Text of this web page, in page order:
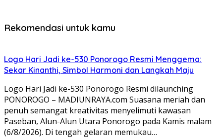
Rekomendasi untuk kamu
Logo Hari Jadi ke-530 Ponorogo Resmi Menggema:
Sekar Kinanthi, Simbol Harmoni dan Langkah Maju
Logo Hari Jadi ke-530 Ponorogo Resmi dilaunching
PONOROGO – MADIUNRAYA.com Suasana meriah dan
penuh semangat kreativitas menyelimuti kawasan
Paseban, Alun-Alun Utara Ponorogo pada Kamis malam
(6/8/2026). Di tengah gelaran memukau…